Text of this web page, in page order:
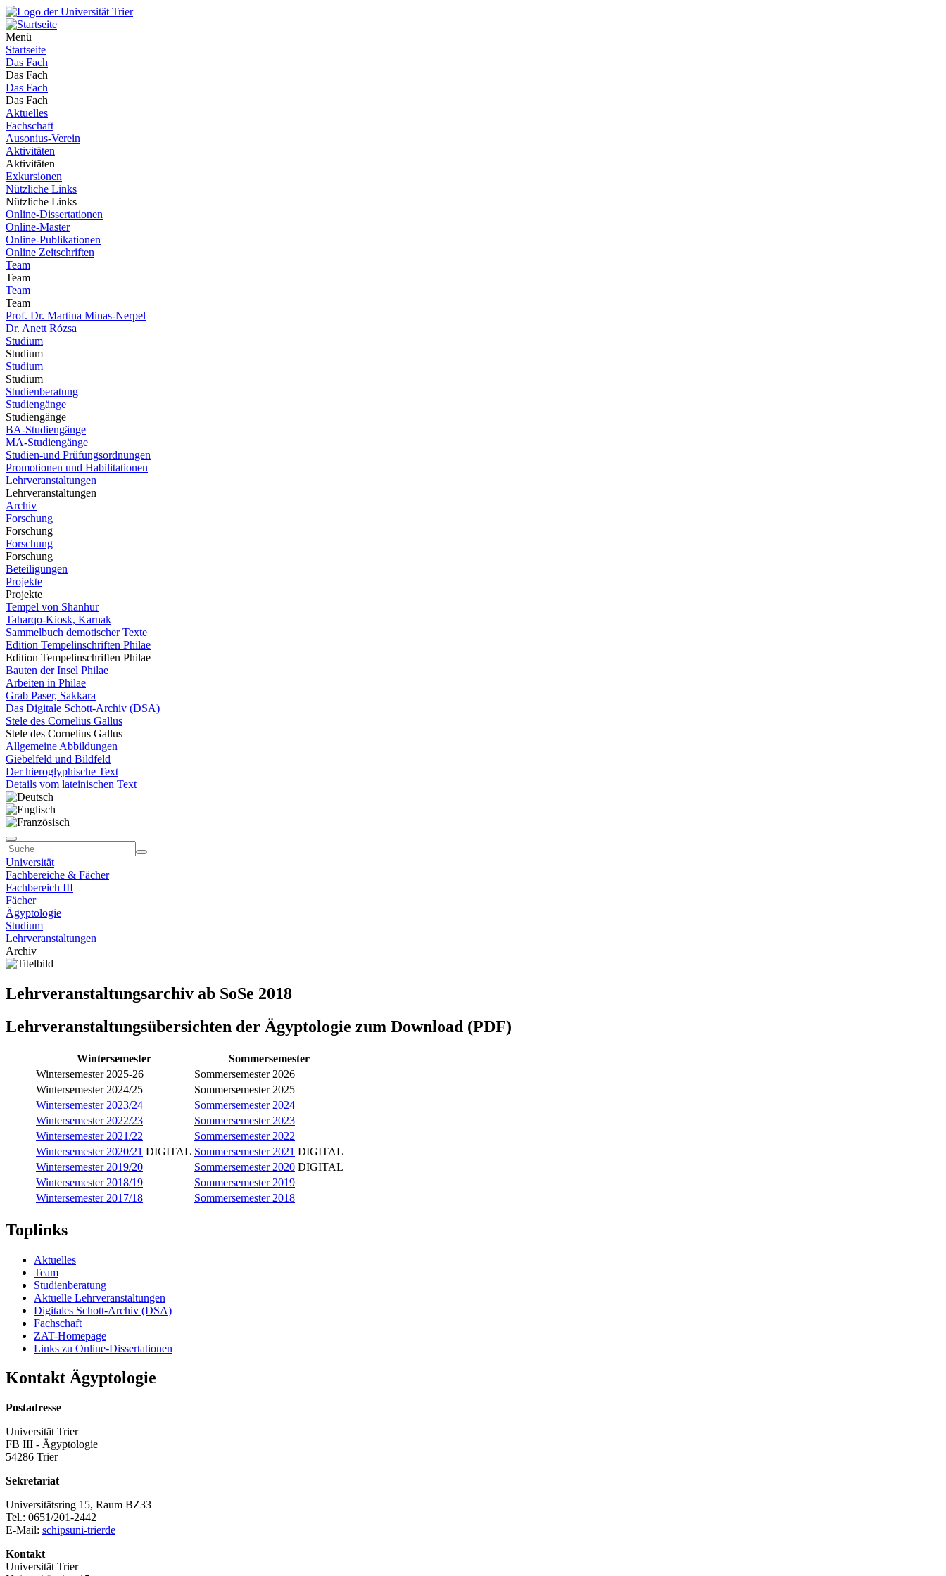
Menü
Startseite
Das Fach
Das Fach
Das Fach
Das Fach
Aktuelles
Fachschaft
Ausonius-Verein
Aktivitäten
Aktivitäten
Exkursionen
Nützliche Links
Nützliche Links
Online-Dissertationen
Online-Master
Online-Publikationen
Online Zeitschriften
Team
Team
Team
Team
Prof. Dr. Martina Minas-Nerpel
Dr. Anett Rózsa
Studium
Studium
Studium
Studium
Studienberatung
Studiengänge
Studiengänge
BA-Studiengänge
MA-Studiengänge
Studien-und Prüfungsordnungen
Promotionen und Habilitationen
Lehrveranstaltungen
Lehrveranstaltungen
Archiv
Forschung
Forschung
Forschung
Forschung
Beteiligungen
Projekte
Projekte
Tempel von Shanhur
Taharqo-Kiosk, Karnak
Sammelbuch demotischer Texte
Edition Tempelinschriften Philae
Edition Tempelinschriften Philae
Bauten der Insel Philae
Arbeiten in Philae
Grab Paser, Sakkara
Das Digitale Schott-Archiv (DSA)
Stele des Cornelius Gallus
Stele des Cornelius Gallus
Allgemeine Abbildungen
Giebelfeld und Bildfeld
Der hieroglyphische Text
Details vom lateinischen Text
Universität
Fachbereiche & Fächer
Fachbereich III
Fächer
Ägyptologie
Studium
Lehrveranstaltungen
Archiv
Lehrveranstaltungsarchiv ab SoSe 2018
Lehrveranstaltungsübersichten der Ägyptologie zum Download (PDF)
Wintersemester
Sommersemester
Wintersemester 2025-26
Sommersemester 2026
Wintersemester 2024/25
Sommersemester 2025
Wintersemester 2023/24
Sommersemester 2024
Wintersemester 2022/23
Sommersemester 2023
Wintersemester 2021/22
Sommersemester 2022
Wintersemester 2020/21 DIGITAL Sommersemester 2021 DIGITAL
Wintersemester 2019/20
Sommersemester 2020 DIGITAL
Wintersemester 2018/19
Sommersemester 2019
Wintersemester 2017/18
Sommersemester 2018
Toplinks
Aktuelles
Team
Studienberatung
Aktuelle Lehrveranstaltungen
Digitales Schott-Archiv (DSA)
Fachschaft
ZAT-Homepage
Links zu Online-Dissertationen
Kontakt Ägyptologie
Postadresse
Universität Trier
FB III - Ägyptologie
54286 Trier
Sekretariat
Universitätsring 15, Raum BZ33
Tel.: 0651/201-2442
E-Mail: schipsuni-trierde
Kontakt
Universität Trier